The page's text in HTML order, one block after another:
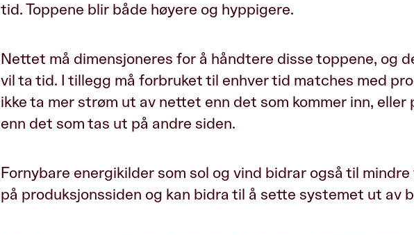
tid. Toppene blir både høyere og hyppigere.
Nettet må dimensjoneres for å håndtere disse toppene, og
vil ta tid. I tillegg må forbruket til enhver tid matches med
ikke ta mer strøm ut av nettet enn det som kommer inn, eller
enn det som tas ut på andre siden.
Fornybare energikilder som sol og vind bidrar også til
på produksjonssiden og kan bidra til å sette systemet ut av